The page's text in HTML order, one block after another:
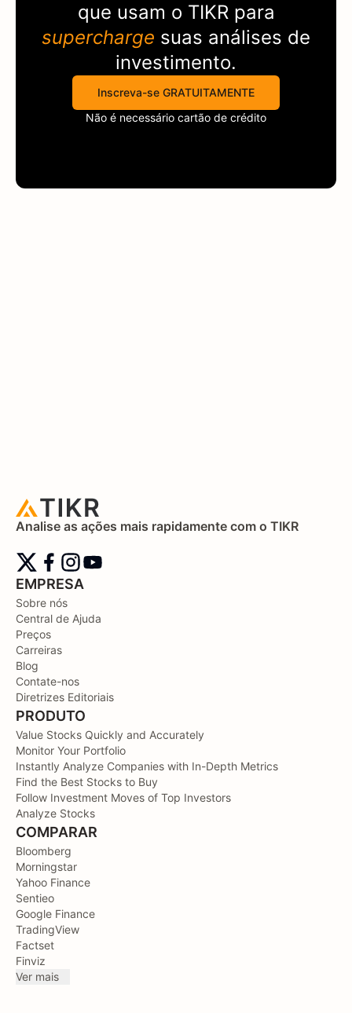
que usam o TIKRpara
supercharge suas análises de
investimento.
Inscreva-se GRATUITAMENTE
Não é necessário cartão de crédito
Analise as ações mais rapidamente com o TIKR
EMPRESA
Sobre nós
Central de Ajuda
Preços
Carreiras
Blog
Contate-nos
Diretrizes Editoriais
PRODUTO
Value Stocks Quickly and Accurately
Monitor Your Portfolio
Instantly Analyze Companies with In-Depth Metrics
Find the Best Stocks to Buy
Follow Investment Moves of Top Investors
Analyze Stocks
COMPARAR
Bloomberg
Morningstar
Yahoo Finance
Sentieo
Google Finance
TradingView
Factset
Finviz
Ver mais